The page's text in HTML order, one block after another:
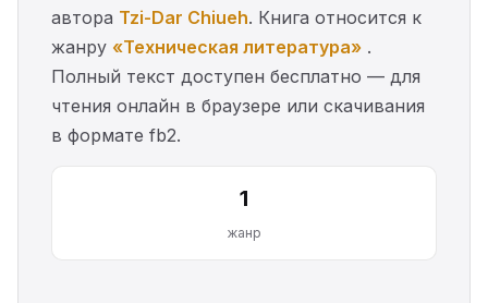
автора Tzi-Dar Chiueh. Книга относится к
жанру «Техническая литература» .
Полный текст доступен бесплатно — для
чтения онлайн в браузере или скачивания
в формате fb2.
1
жанр